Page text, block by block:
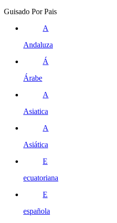
Guisado Por Pais
A
Andaluza
Á
Árabe
A
Asiatica
A
Asiática
E
ecuatoriana
E
española